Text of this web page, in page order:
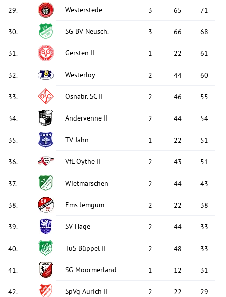
29. Westerstede 3 65 71
30. SG BV Neusch. 3 66 68
31. Gersten II 1 22 61
32. Westerloy 2 44 60
33. Osnabr. SC II 2 46 55
34. Andervenne II 2 44 54
35. TV Jahn 1 22 51
36. VfL Oythe II 2 43 51
37. Wietmarschen 2 44 43
38. Ems Jemgum 2 22 38
39. SV Hage 2 44 33
40. TuS Büppel II 2 48 33
41. SG Moormerland 1 12 31
42. SpVg Aurich II 2 22 29